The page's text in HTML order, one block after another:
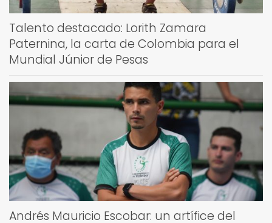
Talento destacado: Lorith Zamara
Paternina, la carta de Colombia para el
Mundial Júnior de Pesas
Andrés Mauricio Escobar: un artífice del